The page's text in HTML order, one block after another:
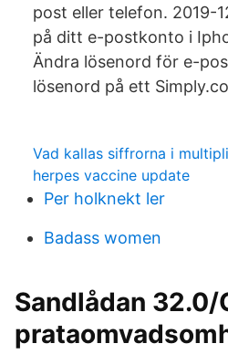
post eller telefon. 2019-
på ditt e-postkonto i
Ändra lösenord för e-
lösenord på ett
Vad kallas siffrorna i
herpes vaccine update
Per holknekt ler
Badass women
Sandlådan